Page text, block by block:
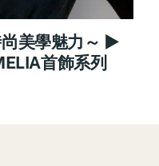
美學魅力～ ►
首飾系列